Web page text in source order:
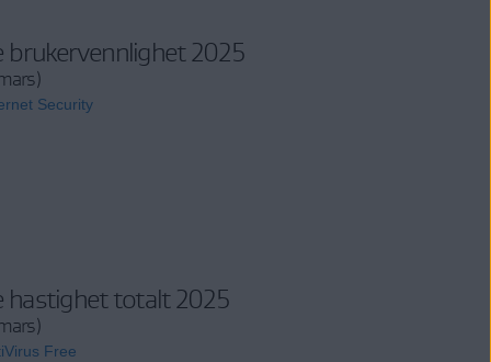
brukervennlighet 2025
Security
hastighet totalt 2025
Free